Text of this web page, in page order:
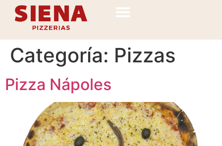
Categoría: Pizzas
Pizza Nápoles